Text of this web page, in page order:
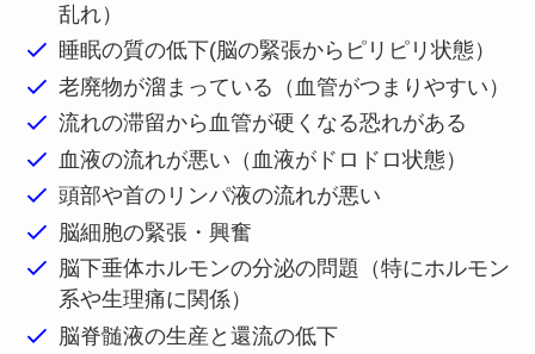
乱れ）
睡眠の質の低下(脳の緊張からピリピリ状態）
老廃物が溜まっている（血管がつまりやすい）
流れの滞留から血管が硬くなる恐れがある
血液の流れが悪い（血液がドロドロ状態）
頭部や首のリンパ液の流れが悪い
脳細胞の緊張・興奮
脳下垂体ホルモンの分泌の問題（特にホルモン
系や生理痛に関係）
脳脊髄液の生産と還流の低下